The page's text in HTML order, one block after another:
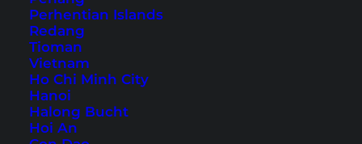
Perhentian Islands
Redang
Tioman
Vietnam
Ho Chi Minh City
Hanoi
Halong Bucht
Hoi An
Bangkok Reiseführer
für Einsteiger (von
2019 – Restauflage)
Bangkoks wichtigste Sehenswürdigkeiten für